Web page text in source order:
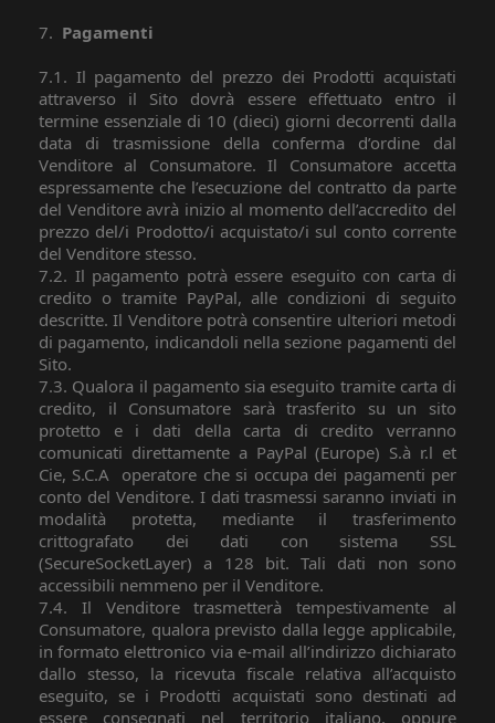
7. Pagamenti
7.1. Il pagamento del prezzo dei Prodotti acquistati
attraverso il Sito dovrà essere effettuato entro il
termine essenziale di 10 (dieci) giorni decorrenti dalla
data di trasmissione della conferma d’ordine dal
Venditore al Consumatore. Il Consumatore accetta
espressamente che l’esecuzione del contratto da parte
del Venditore avrà inizio al momento dell’accredito del
prezzo del/i Prodotto/i acquistato/i sul conto corrente
del Venditore stesso.
7.2. Il pagamento potrà essere eseguito con carta di
credito o tramite PayPal, alle condizioni di seguito
descritte. Il Venditore potrà consentire ulteriori metodi
di pagamento, indicandoli nella sezione pagamenti del
Sito.
7.3. Qualora il pagamento sia eseguito tramite carta di
credito, il Consumatore sarà trasferito su un sito
protetto e i dati della carta di credito verranno
comunicati direttamente a PayPal (Europe) S.à r.l et
Cie, S.C.A operatore che si occupa dei pagamenti per
conto del Venditore. I dati trasmessi saranno inviati in
modalità protetta, mediante il trasferimento
crittografato dei dati con sistema SSL
(SecureSocketLayer) a 128 bit. Tali dati non sono
accessibili nemmeno per il Venditore.
7.4. Il Venditore trasmetterà tempestivamente al
Consumatore, qualora previsto dalla legge applicabile,
in formato elettronico via e-mail all’indirizzo dichiarato
dallo stesso, la ricevuta fiscale relativa all’acquisto
eseguito, se i Prodotti acquistati sono destinati ad
essere consegnati nel territorio italiano, oppure